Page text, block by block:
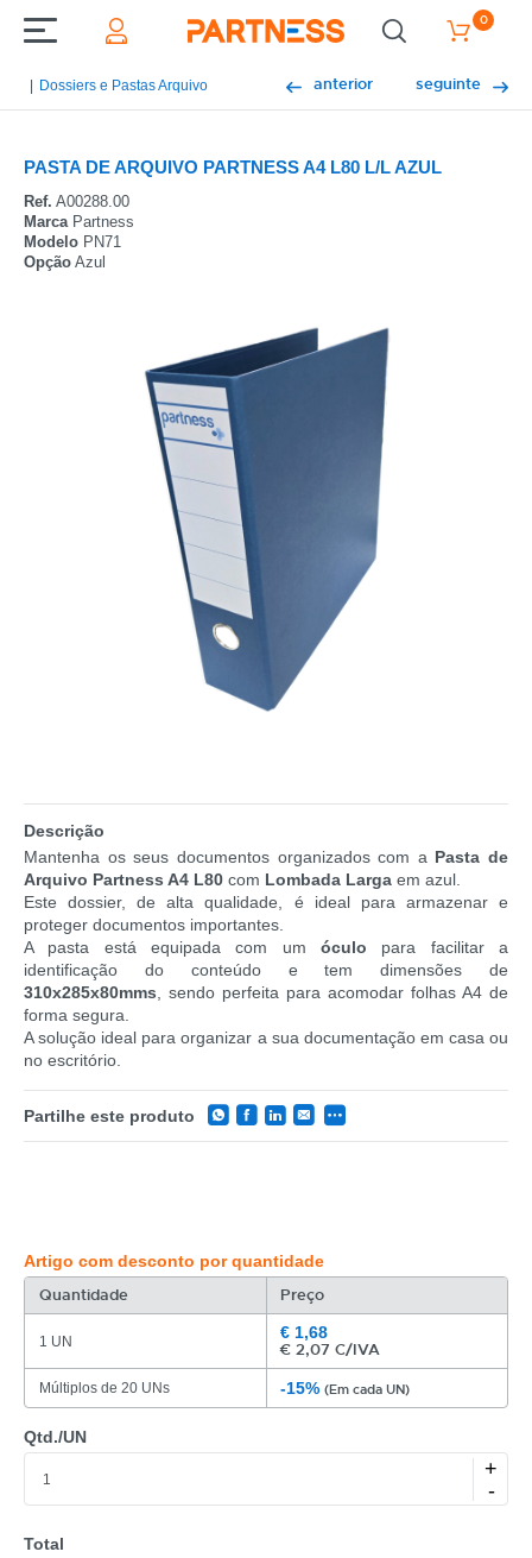
0
Dossiers e Pastas Arquivo anterior seguinte
PASTA DE ARQUIVO PARTNESS A4 L80 L/L AZUL
Ref. A00288.00
MarcaPartness
Modelo PN71
Opção Azul
Descrição
Mantenha os seus documentos organizados com a Pasta de
Arquivo Partness A4 L80 com Lombada Larga em azul.
Este dossier, de alta qualidade, é ideal para armazenar e
proteger documentos importantes.
A pasta está equipada com um óculo para facilitar a
identificação do conteúdo e tem dimensões de
310x285x80mms, sendo perfeita para acomodar folhas A4 de
forma segura.
A solução ideal para organizar a sua documentação em casa ou
no escritório.
Partilhe este produto
Artigo com desconto por quantidade
Quantidade Preço
1 UN € 1,68
€ 2,07 C/IVA
Múltiplos de 20 UNs -15% (Em cada UN)
Qtd./UN
+
-
Total